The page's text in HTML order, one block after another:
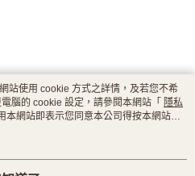
站使用 cookie 方式之詳情，及若您不希
腦的 cookie 設定，請參閱本網站「 隱私
本網站即表示您同意本公司得按本網站使